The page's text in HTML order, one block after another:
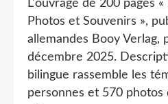
L'ouvrage de 200 pages
Photos et Souvenirs »,
allemandes Booy Verlag,
décembre 2025.
bilingue rassemble les
personnes et 570 photos